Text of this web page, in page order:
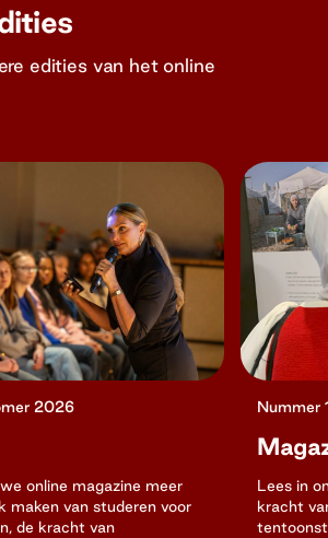
edities van het online
2026
online magazine meer
maken van studeren voor
de kracht van
Nummer
Lees in
kracht